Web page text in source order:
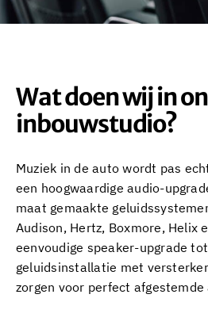
Wat doen wij in
inbouwstudio?
Muziek in de auto wordt pas
een hoogwaardige audio-
maat gemaakte
Audison, Hertz, Boxmore, Helix
eenvoudige speaker-upgrade
geluidsinstallatie met
zorgen voor perfect afgestemde